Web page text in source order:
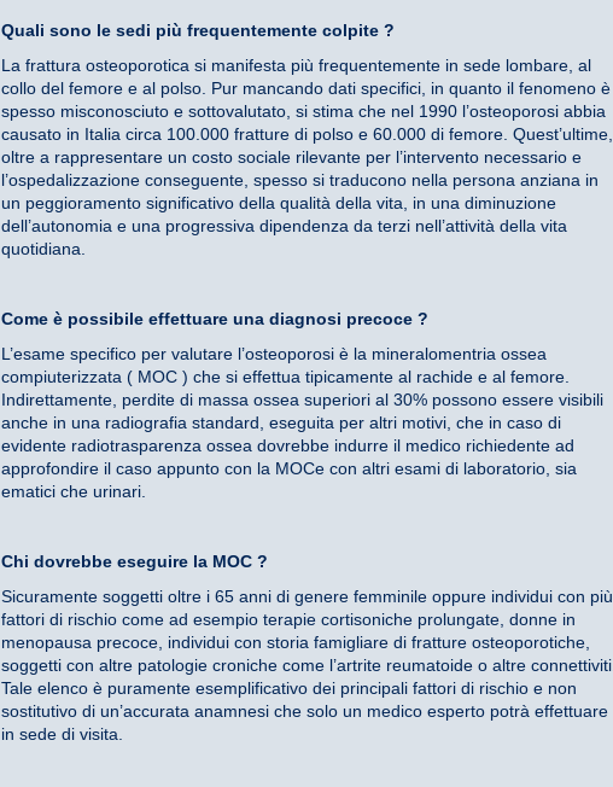
Quali sono le sedi più frequentemente colpite ?
La frattura osteoporotica si manifesta più frequentemente in sede lombare, al
collo del femore e al polso. Pur mancando dati specifici, in quanto il fenomeno è
spesso misconosciuto e sottovalutato, si stima che nel 1990 l’osteoporosi abbia
causato in Italia circa 100.000 fratture di polso e 60.000 di femore. Quest’ultime,
oltre a rappresentare un costo sociale rilevante per l’intervento necessario e
l’ospedalizzazione conseguente, spesso si traducono nella persona anziana in
un peggioramento significativo della qualità della vita, in una diminuzione
dell’autonomia e una progressiva dipendenza da terzi nell’attività della vita
quotidiana.
Come è possibile effettuare una diagnosi precoce ?
L’esame specifico per valutare l’osteoporosi è la mineralomentria ossea
compiuterizzata ( MOC ) che si effettua tipicamente al rachide e al femore.
Indirettamente, perdite di massa ossea superiori al 30% possono essere visibili
anche in una radiografia standard, eseguita per altri motivi, che in caso di
evidente radiotrasparenza ossea dovrebbe indurre il medico richiedente ad
approfondire il caso appunto con la MOCe con altri esami di laboratorio, sia
ematici che urinari.
Chi dovrebbe eseguire la MOC ?
Sicuramente soggetti oltre i 65 anni di genere femminile oppure individui con più
fattori di rischio come ad esempio terapie cortisoniche prolungate, donne in
menopausa precoce, individui con storia famigliare di fratture osteoporotiche,
soggetti con altre patologie croniche come l’artrite reumatoide o altre connettiviti.
Tale elenco è puramente esemplificativo dei principali fattori di rischio e non
sostitutivo di un’accurata anamnesi che solo un medico esperto potrà effettuare
in sede di visita.